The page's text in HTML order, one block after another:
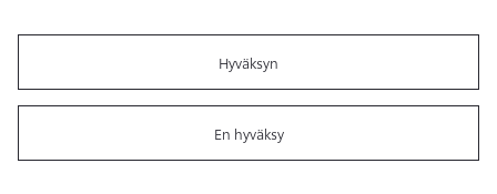
Toyota Auto-Center, Forssa
Toyota Auto-Center, Pori
Hyväksyn
En hyväksy